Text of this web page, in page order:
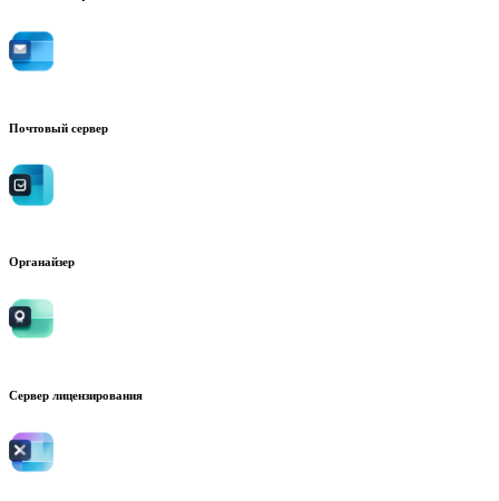
Почтовый сервер
Органайзер
Сервер лицензирования